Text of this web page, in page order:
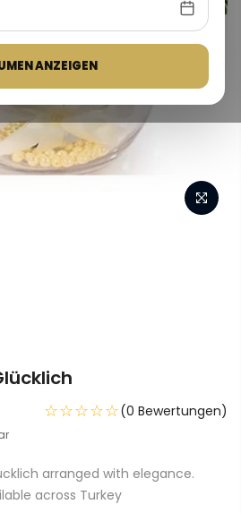
ANZEIGEN
☆☆☆☆☆(0 Bewertungen)
arranged with elegance.
across Turkey